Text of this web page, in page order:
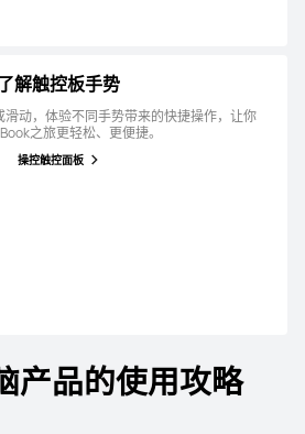
解触控板手势
动，体验不同手势带来的快捷操作，让你
之旅更轻松、更便捷。
操控触控面板
产品的使用攻略